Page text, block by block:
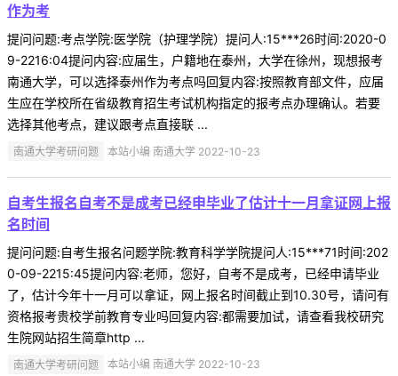
作为考
提问问题:考点学院:医学院（护理学院）提问人:15***26时间:2020-0
9-2216:04提问内容:应届生，户籍地在泰州，大学在徐州，现想报考
南通大学，可以选择泰州作为考点吗回复内容:按照教育部文件，应届
生应在学校所在省级教育招生考试机构指定的报考点办理确认。若要
选择其他考点，建议跟考点直接联 ...
南通大学考研问题 本站小编 南通大学 2022-10-23
自考生报名自考不是成考已经申毕业了估计十一月拿证网上报
名时间
提问问题:自考生报名问题学院:教育科学学院提问人:15***71时间:202
0-09-2215:45提问内容:老师，您好，自考不是成考，已经申请毕业
了，估计今年十一月可以拿证，网上报名时间截止到10.30号，请问有
资格报考贵校学前教育专业吗回复内容:都需要加试，请查看我校研究
生院网站招生简章http ...
南通大学考研问题 本站小编 南通大学 2022-10-23